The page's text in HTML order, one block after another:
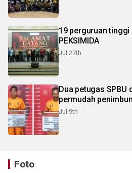
19 perguruan tinggi
PEKSIMIDA
Jul 27th
Dua petugas SPBU
permudah
Jul 9th
Foto